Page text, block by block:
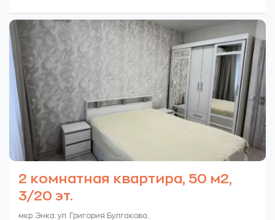
2 комнатная квартира, 50 м2,
3/20 эт.
мкр. Энка. ул. Григория Булгакова.